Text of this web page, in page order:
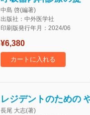
中島 啓(編著)
出版社：中外医学社
印刷版発行年月：2024/06
¥6,380
カートに入れる
レジデントのための
長尾 大志(著)